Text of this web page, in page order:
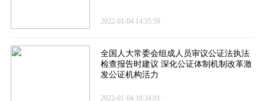
2022-01-04 14:35:59
全国人大常委会组成人员审议公证法执法
检查报告时建议 深化公证体制机制改革激
发公证机构活力
2022-01-04 10:34:01